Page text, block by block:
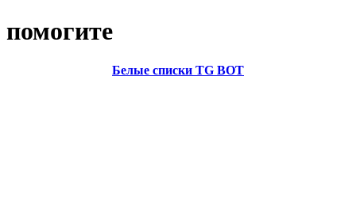
помогите
Белые списки TG BOT